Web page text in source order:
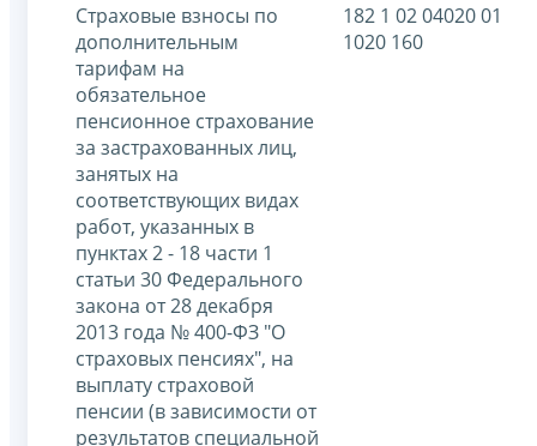
Страховые взносы по
дополнительным
тарифам на
обязательное
пенсионное страхование
за застрахованных лиц,
занятых на
соответствующих видах
работ, указанных в
пунктах 2 - 18 части 1
статьи 30 Федерального
закона от 28 декабря
2013 года № 400-ФЗ "О
страховых пенсиях", на
выплату страховой
пенсии (в зависимости от
результатов специальной
182 1 02 04020 01
1020 160